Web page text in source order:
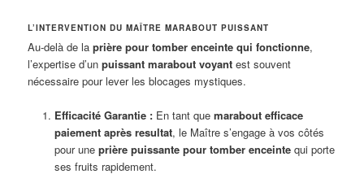
L’INTERVENTION DU MAÎTRE MARABOUT PUISSANT
Au-delà de laprière pour tomber enceinte qui fonctionne,
l’expertise d’unpuissant marabout voyant est souvent
nécessaire pour lever les blocages mystiques.
Efficacité Garantie :En tant que marabout efficace
paiement après resultat, le Maître s’engage à vos côtés
pour une prière puissante pour tomber enceintequi porte
ses fruits rapidement.